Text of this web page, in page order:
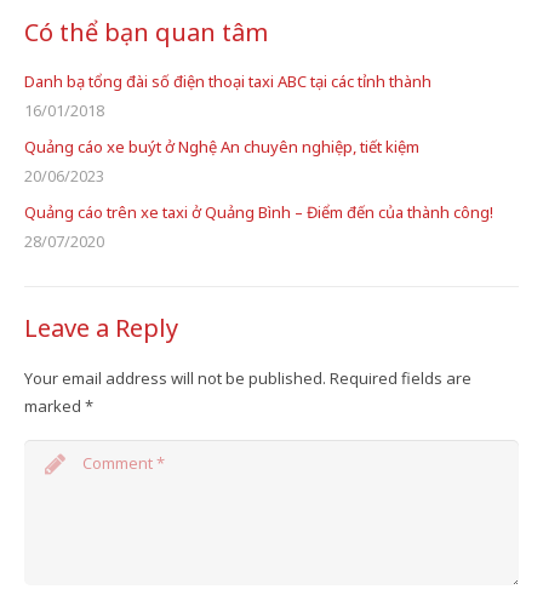
Có thể bạn quan tâm
Danh bạ tổng đài số điện thoại taxi ABC tại các tỉnh thành
16/01/2018
Quảng cáo xe buýt ở Nghệ An chuyên nghiệp, tiết kiệm
20/06/2023
Quảng cáo trên xe taxi ở Quảng Bình – Điểm đến của thành công!
28/07/2020
Leave a Reply
Your email address will not be published. Required fields are
marked *